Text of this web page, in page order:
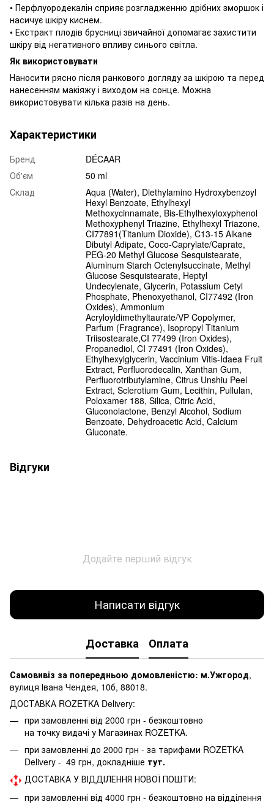
• Перфлуородекалін сприяє розгладженню дрібних зморшок і
насичує шкіру киснем.
• Екстракт плодів брусниці звичайної допомагає захистити
шкіру від негативного впливу синього світла.
Як використовувати
Наносити рясно після ранкового догляду за шкірою та перед
нанесенням макіяжу і виходом на сонце. Можна
використовувати кілька разів на день.
Характеристики
Бренд
DÉCAAR
Об'єм
50 ml
Склад
Aqua (Water), Diethylamino Hydroxybenzoyl
Hexyl Benzoate, Ethylhexyl
Methoxycinnamate, Bis-Ethylhexyloxyphenol
Methoxyphenyl Triazine, Ethylhexyl Triazone,
CI77891(Titanium Dioxide), C13-15 Alkane
Dibutyl Adipate, Coco-Caprylate/Caprate,
PEG-20 Methyl Glucose Sesquistearate,
Aluminum Starch Octenylsuccinate, Methyl
Glucose Sesquistearate, Heptyl
Undecylenate, Glycerin, Potassium Cetyl
Phosphate, Phenoxyethanol, CI77492 (Iron
Oxides), Ammonium
Acryloyldimethyltaurate/VP Copolymer,
Parfum (Fragrance), Isopropyl Titanium
Triisostearate,CI 77499 (Iron Oxides),
Propanediol, CI 77491 (Iron Oxides),
Ethylhexylglycerin, Vaccinium Vitis-Idaea Fruit
Extract, Perfluorodecalin, Xanthan Gum,
Perfluorotributylamine, Citrus Unshiu Peel
Extract, Sclerotium Gum, Lecithin, Pullulan,
Poloxamer 188, Silica, Citric Acid,
Gluconolactone, Benzyl Alcohol, Sodium
Benzoate, Dehydroacetic Acid, Calcium
Gluconate.
Відгуки
Додайте перший відгук
Написати відгук
Доставка Оплата
Самовивіз за попередньою домовленістю: м.Ужгород,
вулиця Івана Чендея, 10б, 88018.
ДОСТАВКА ROZETKA Delivery:
при замовленні від 2000 грн - безкоштовно
на точку видачі у Магазинах ROZETKA.
при замовленні до 2000 грн - за тарифами ROZETKA
Delivery - 49 грн, докладніше тут.
ДОСТАВКА У ВІДДІЛЕННЯ НОВОЇ ПОШТИ:
при замовленні від 4000 грн - безкоштовно на відділення